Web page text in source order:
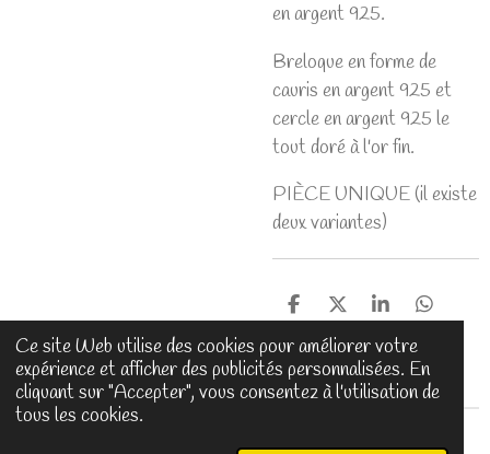
Ce site Web utilise des cookies pour améliorer votre
expérience et afficher des publicités personnalisées. En
cliquant sur "Accepter", vous consentez à l'utilisation de
tous les cookies.
en argent 925.
Breloque en forme de
cauris en argent 925 et
cercle en argent 925 le
tout doré à l'or fin.
PIÈCE UNIQUE (il existe
deux variantes)
P
r
t
a
P
r
t
a
P
r
t
a
P
t
a